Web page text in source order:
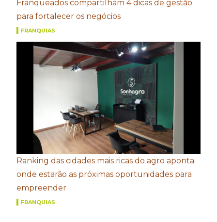
Franqueados compartilham 4 dicas de gestão
para fortalecer os negócios
FRANQUIAS
Ranking das cidades mais ricas do agro aponta
onde estarão as próximas oportunidades para
empreender
FRANQUIAS